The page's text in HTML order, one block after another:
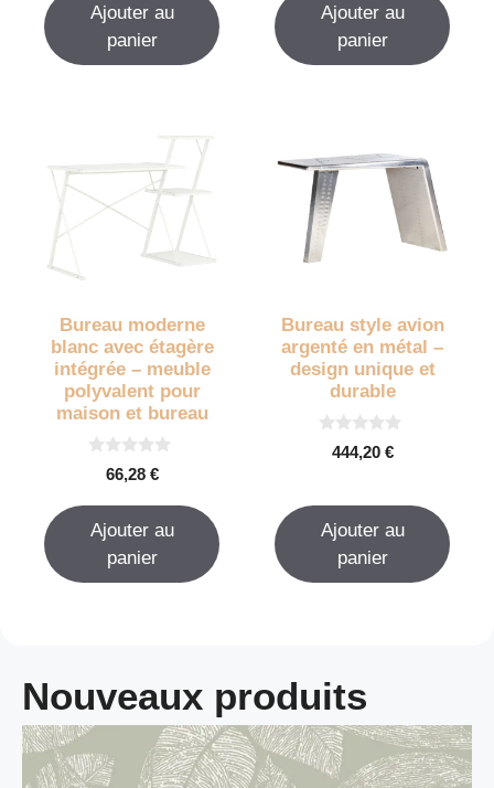
5
Ajouter au
panier
Ajouter au
panier
Bureau moderne
blanc avec étagère
intégrée – meuble
polyvalent pour
maison et bureau
5
66,28 €
Ajouter au
panier
Bureau style avion
argenté en métal –
design unique et
durable
s
5
444,20 €
Ajouter au
panier
Nouveaux produits